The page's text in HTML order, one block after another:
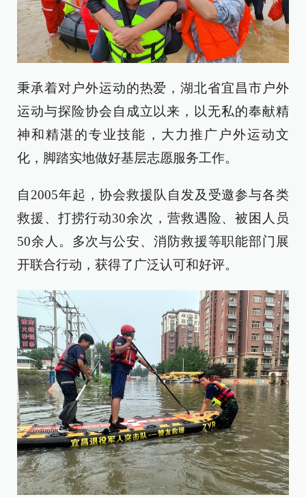
秉承着对户外运动的热爱，湖北省宜昌市户外
运动与探险协会自成立以来，以无私的奉献精
神和精湛的专业技能，大力推广户外运动文
化，脚踏实地做好基层志愿服务工作。
自2005年起，协会救援队自发及受邀参与各类
救援、打捞行动30余次，营救遇险、被困人员
50余人。多次与公安、消防救援等职能部门展
开联合行动，获得了广泛认可和好评。